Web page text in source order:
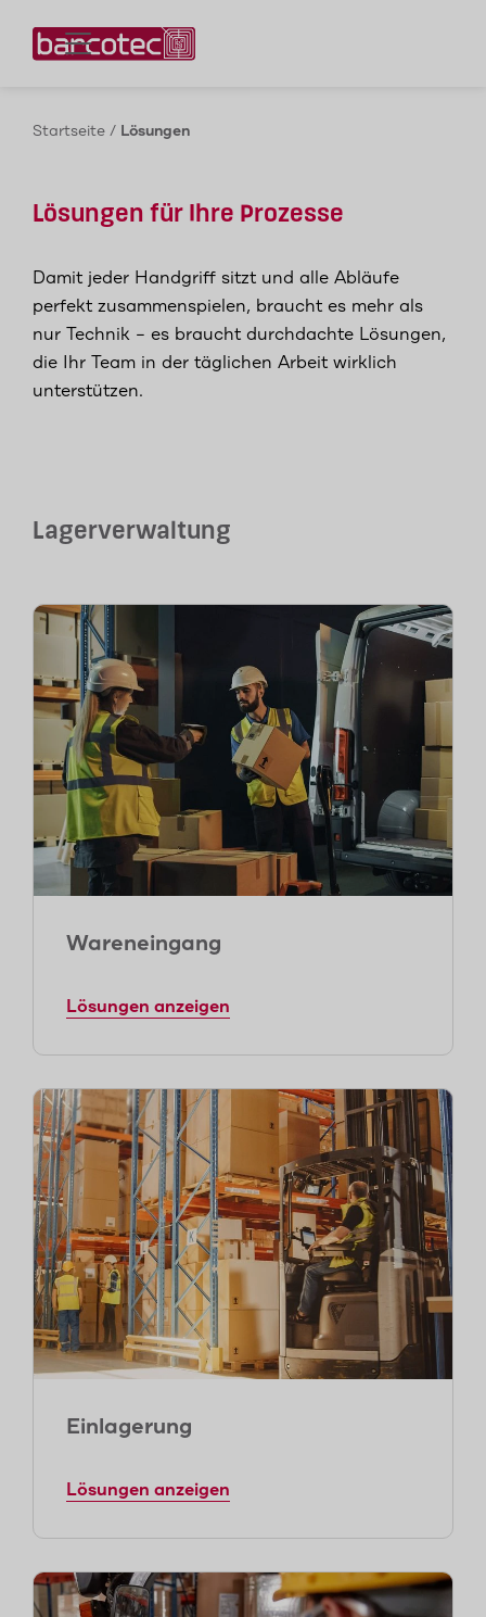
Startseite / Lösungen
Lösungen für Ihre Prozesse
Damit jeder Handgriff sitzt und alle Abläufe
perfekt zusammenspielen, braucht es mehr als
nur Technik – es braucht durchdachte Lösungen,
die Ihr Team in der täglichen Arbeit wirklich
unterstützen.
Lagerverwaltung
Wareneingang
Lösungen anzeigen
Einlagerung
Lösungen anzeigen
Kontaktieren Sie uns!